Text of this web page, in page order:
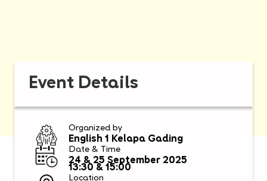
Event Details
Organized by
English 1 Kelapa Gading
Date & Time
24 & 25 September 2025
13:30 & 15:00
Location